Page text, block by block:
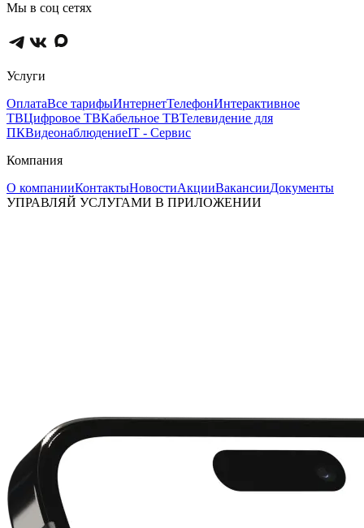
Мы в соц сетях
Услуги
ОплатаВсе тарифыИнтернетТелефонИнтерактивное
ТВЦифровое ТВКабельное ТВТелевидение для
ПКВидеонаблюдениеIT - Сервис
Компания
О компанииКонтактыНовостиАкцииВакансииДокументы
УПРАВЛЯЙ УСЛУГАМИ В ПРИЛОЖЕНИИ